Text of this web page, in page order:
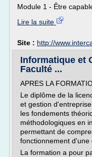
Module 1 - Être
Lire la suite
Site : http://
Informatique et
Faculté ...
APRES LA
Le diplôme de la
et gestion
les fondements
méthodologiques en
permettant de
fonctionnement
La formation a pour